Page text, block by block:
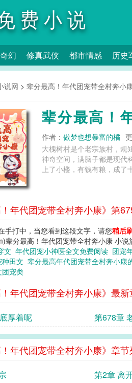
费小说
幻 修真武侠 都市情感 历史
说网 > 辈分最高！年代团宠带全村奔小
辈分最高！
作者： 做梦也想暴富的橘
大槐树村是个老宗族村，规
神奇空间，满脑子都是现
上了小楼，有钱有粮，成了
！年代团宠带全村奔小康》第
手打中，当您看到这段文字，请您稍后
辈分最高！年代团宠带全村奔小康 小说
文 年代团宠小神医全文免费阅读 团宠
田文 辈分最高年代团宠带全村奔小康
宠类
！年代团宠带全村奔小康》最
厚着呢 第678章
！年代团宠带全村奔小康》章
第2章 离